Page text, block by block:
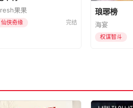
果果
仙侠奇缘 完结
琅琊榜
海宴
权谋智斗